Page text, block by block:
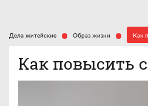
Дела житейские Образ жизни Как
Как повысить